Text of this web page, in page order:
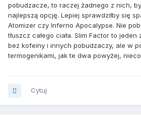
pobudzacze, to raczej żadnego z nich,
najlepszą opcję. Lepiej sprawdziłby się
Atomizer czy Inferno Apocalypse. Nie
tłuszcz całego ciała. Slim Factor to
bez kofeiny i innych pobudzaczy, ale w
termogenikami, jak te dwa powyżej,
Cytuj